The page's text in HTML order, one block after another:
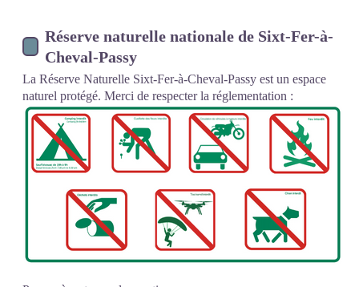
Réserve naturelle nationale de Sixt-Fer-à-
Cheval-Passy
La Réserve Naturelle Sixt-Fer-à-Cheval-Passy est un espace
naturel protégé. Merci de respecter la réglementation :